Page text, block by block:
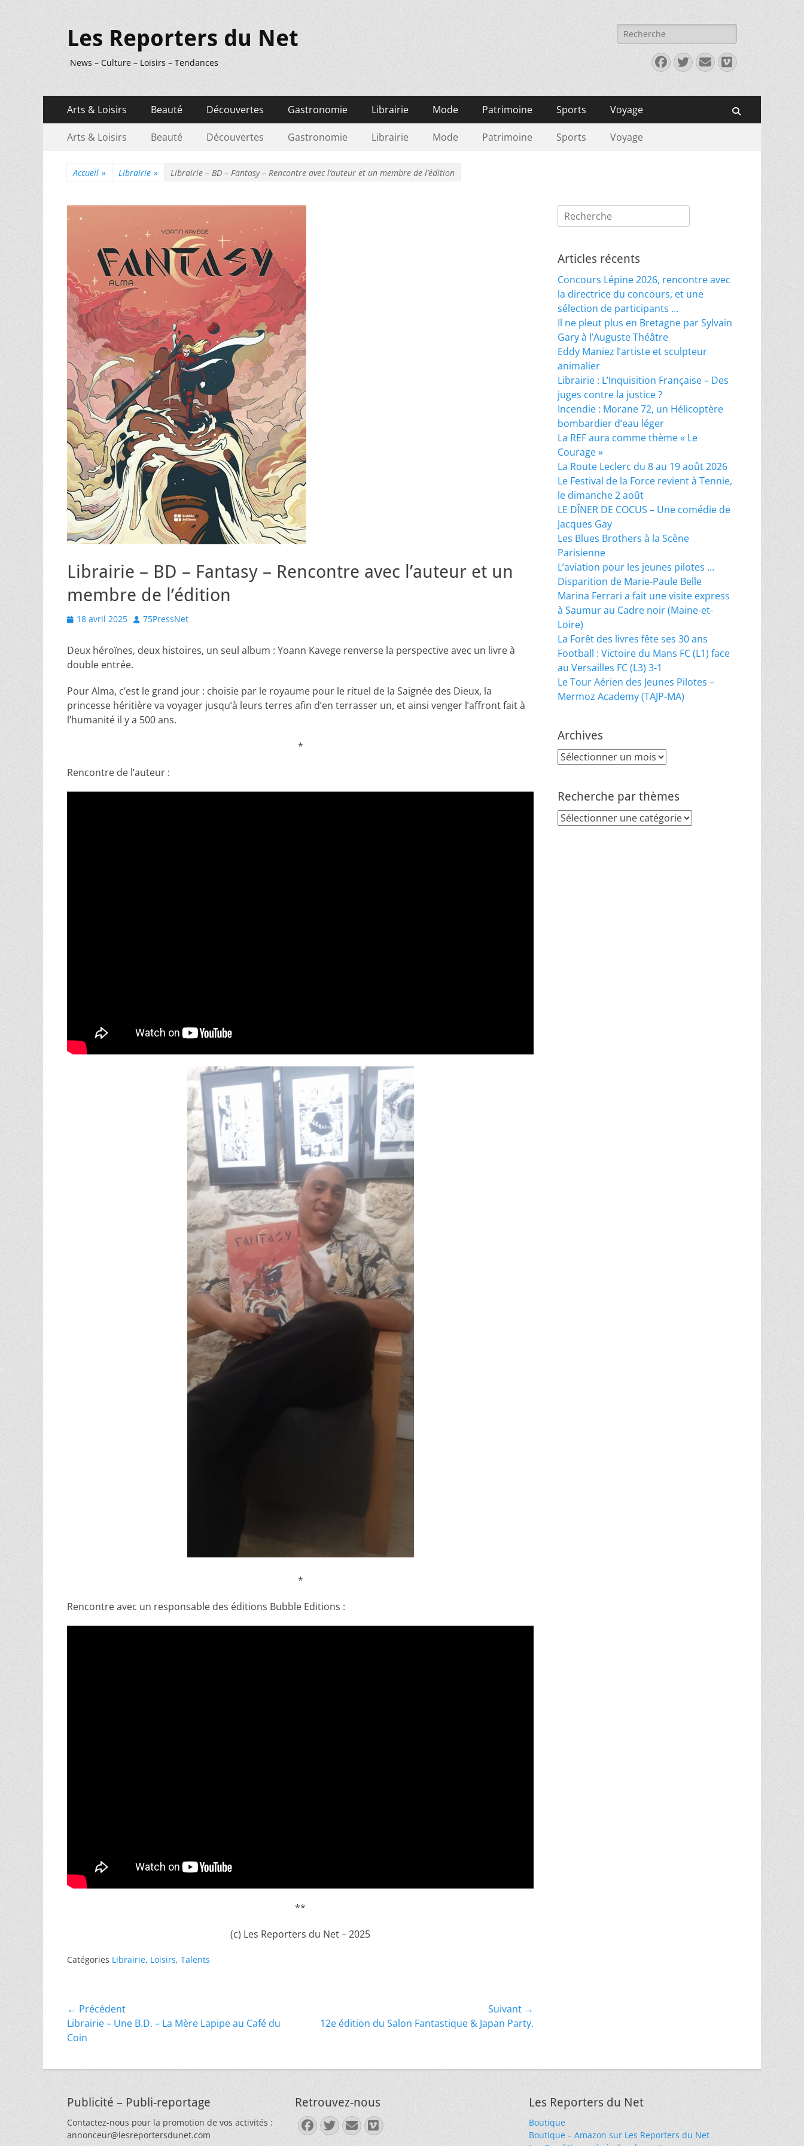
Les Reporters du Net
News – Culture – Loisirs – Tendances
Rechercher :
Facebook
Twitter
E-
mail
Vimeo
Menu
principal
contenu
Arts & Loisirs Beauté Découvertes Gastronomie Librairie Mode Patrimoine Sports Voyage
Menu
Arts & Loisirs Beauté Découvertes Gastronomie Librairie Mode Patrimoine Sports Voyage
Accueil » Librairie » Librairie – BD – Fantasy – Rencontre avec l’auteur et un membre de l’édition
Librairie – BD – Fantasy – Rencontre avec l’auteur et un
membre de l’édition
Posted
18 avril 2025 Author
75PressNet
Deux héroïnes, deux histoires, un seul album : Yoann Kavege renverse la perspective avec un livre à
double entrée.
Pour Alma, c’est le grand jour : choisie par le royaume pour le rituel de la Saignée des Dieux, la
princesse héritière va voyager jusqu’à leurs terres afin d’en terrasser un, et ainsi venger l’affront fait à
l’humanité il y a 500 ans.
*
Rencontre de l’auteur :
*
Rencontre avec un responsable des éditions Bubble Editions :
**
(c) Les Reporters du Net – 2025
Catégories Librairie, Loisirs, Talents
Navigation
de
← Précédent
Article
précédent :
Librairie – Une B.D. – La Mère Lapipe au Café du
Coin
Suivant →
Article12e édition du Salon Fantastique & Japan Party.
Rechercher :
Articles récents
Concours Lépine 2026, rencontre avec
la directrice du concours, et une
sélection de participants …
Il ne pleut plus en Bretagne par Sylvain
Gary à l’Auguste Théâtre
Eddy Maniez l’artiste et sculpteur
animalier
Librairie : L’Inquisition Française – Des
juges contre la justice ?
Incendie : Morane 72, un Hélicoptère
bombardier d’eau léger
La REF aura comme thème « Le
Courage »
La Route Leclerc du 8 au 19 août 2026
Le Festival de la Force revient à Tennie,
le dimanche 2 août
LE DÎNER DE COCUS – Une comédie de
Jacques Gay
Les Blues Brothers à la Scène
Parisienne
L’aviation pour les jeunes pilotes …
Disparition de Marie-Paule Belle
Marina Ferrari a fait une visite express
à Saumur au Cadre noir (Maine-et-
Loire)
La Forêt des livres fête ses 30 ans
Football : Victoire du Mans FC (L1) face
au Versailles FC (L3) 3-1
Le Tour Aérien des Jeunes Pilotes –
Mermoz Academy (TAJP-MA)
Archives
Archives
Recherche par thèmes
Recherche
Publicité – Publi-reportage
Contactez-nous pour la promotion de vos activités :
annonceur@lesreportersdunet.com
Retrouvez-nous
Facebook
Twitter
E-
mail
Vimeo
Les Reporters du Net
Boutique
Boutique – Amazon sur Les Reporters du Net